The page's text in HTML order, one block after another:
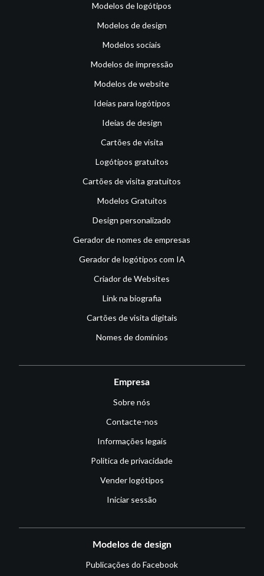
Modelos de logótipos
Modelos de design
Modelos sociais
Modelos de impressão
Modelos de website
Ideias para logótipos
Ideias de design
Cartões de visita
Logótipos gratuitos
Cartões de visita gratuitos
Modelos Gratuitos
Design personalizado
Gerador de nomes de empresas
Gerador de logótipos com IA
Criador de Websites
Link na biografia
Cartões de visita digitais
Nomes de domínios
Empresa
Sobre nós
Contacte-nos
Informações legais
Política de privacidade
Vender logótipos
Iniciar sessão
Modelos de design
Publicações do Facebook